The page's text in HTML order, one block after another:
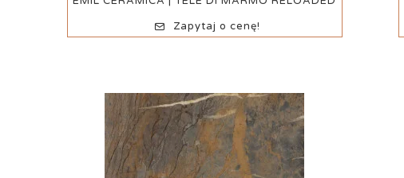
Zapytaj o cenę!